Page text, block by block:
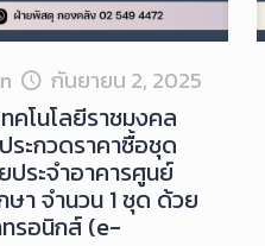
กันยายน 2, 2025
คโนโลยีราชมงคล
ระกวดราคาซื้อชุด
ระจําอาคารศูนย์
จํานวน 1 ชุด ด้วย
ทรอนิกส์ (e-